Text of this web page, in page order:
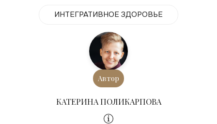
ИНТЕГРАТИВНОЕ ЗДОРОВЬЕ
Автор
КАТЕРИНА ПОЛИКАРПОВА